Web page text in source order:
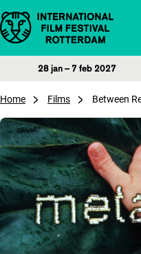
Direct naar inhoud
28 jan – 7 feb 2027
Home Films Between